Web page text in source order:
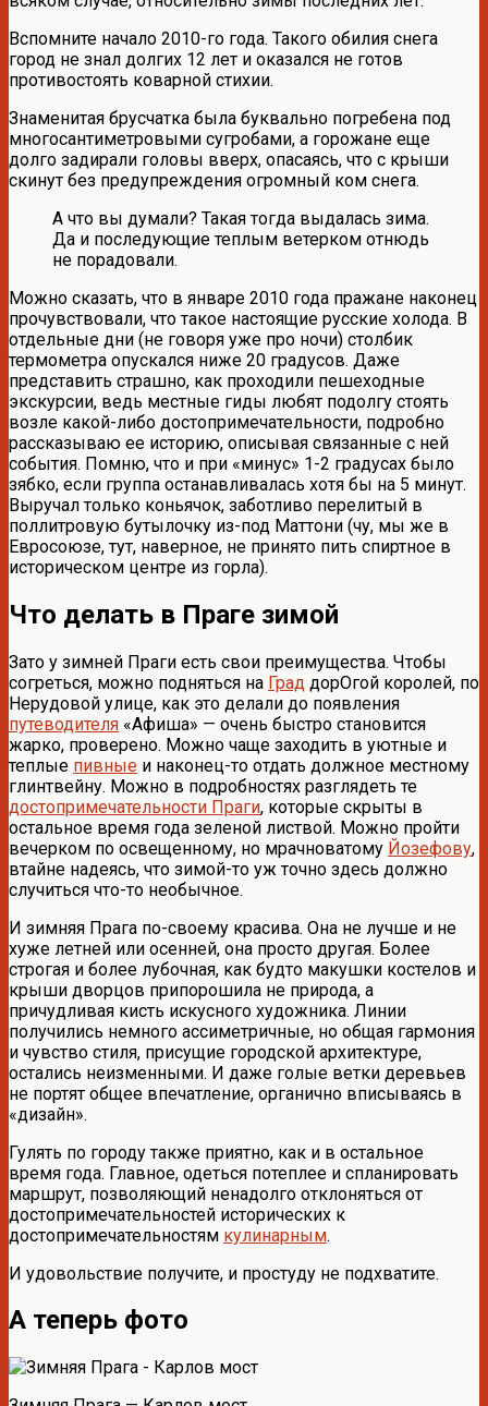
Вспомните начало 2010-го года. Такого обилия снега
город не знал долгих 12 лет и оказался не готов
противостоять коварной стихии.
Знаменитая брусчатка была буквально погребена под
многосантиметровыми сугробами, а горожане еще
долго задирали головы вверх, опасаясь, что с крыши
скинут без предупреждения огромный ком снега.
А что вы думали? Такая тогда выдалась зима.
Да и последующие теплым ветерком отнюдь
не порадовали.
Можно сказать, что в январе 2010 года пражане наконец
прочувствовали, что такое настоящие русские холода. В
отдельные дни (не говоря уже про ночи) столбик
термометра опускался ниже 20 градусов. Даже
представить страшно, как проходили пешеходные
экскурсии, ведь местные гиды любят подолгу стоять
возле какой-либо достопримечательности, подробно
рассказываю ее историю, описывая связанные с ней
события. Помню, что и при «минус» 1-2 градусах было
зябко, если группа останавливалась хотя бы на 5 минут.
Выручал только коньячок, заботливо перелитый в
поллитровую бутылочку из-под Маттони (чу, мы же в
Евросоюзе, тут, наверное, не принято пить спиртное в
историческом центре из горла).
Что делать в Праге зимой
Зато у зимней Праги есть свои преимущества. Чтобы
согреться, можно подняться на Град дорОгой королей, по
Нерудовой улице, как это делали до появления
путеводителя «Афиша» — очень быстро становится
жарко, проверено. Можно чаще заходить в уютные и
теплые пивные и наконец-то отдать должное местному
глинтвейну. Можно в подробностях разглядеть те
достопримечательности Праги, которые скрыты в
остальное время года зеленой листвой. Можно пройти
вечерком по освещенному, но мрачноватому Йозефову,
втайне надеясь, что зимой-то уж точно здесь должно
случиться что-то необычное.
И зимняя Прага по-своему красива. Она не лучше и не
хуже летней или осенней, она просто другая. Более
строгая и более лубочная, как будто макушки костелов и
крыши дворцов припорошила не природа, а
причудливая кисть искусного художника. Линии
получились немного ассиметричные, но общая гармония
и чувство стиля, присущие городской архитектуре,
остались неизменными. И даже голые ветки деревьев
не портят общее впечатление, органично вписываясь в
«дизайн».
Гулять по городу также приятно, как и в остальное
время года. Главное, одеться потеплее и спланировать
маршрут, позволяющий ненадолго отклоняться от
достопримечательностей исторических к
достопримечательностям кулинарным.
И удовольствие получите, и простуду не подхватите.
А теперь фото